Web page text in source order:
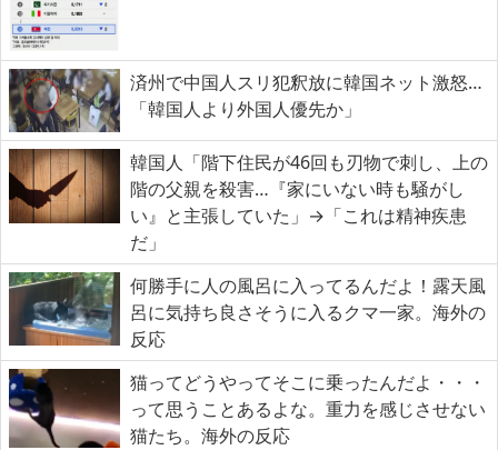
済州で中国人スリ犯釈放に韓国ネット激怒…
「韓国人より外国人優先か」
韓国人「階下住民が46回も刃物で刺し、上の
階の父親を殺害…『家にいない時も騒がし
い』と主張していた」→「これは精神疾患
だ」
何勝手に人の風呂に入ってるんだよ！露天風
呂に気持ち良さそうに入るクマ一家。海外の
反応
猫ってどうやってそこに乗ったんだよ・・・
って思うことあるよな。重力を感じさせない
猫たち。海外の反応